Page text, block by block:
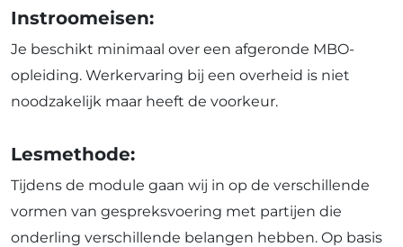
Instroomeisen:
Je beschikt minimaal over een afgeronde MBO-
opleiding. Werkervaring bij een overheid is niet
noodzakelijk maar heeft de voorkeur.
Lesmethode:
Tijdens de module gaan wij in op de verschillende
vormen van gespreksvoering met partijen die
onderling verschillende belangen hebben. Op basis